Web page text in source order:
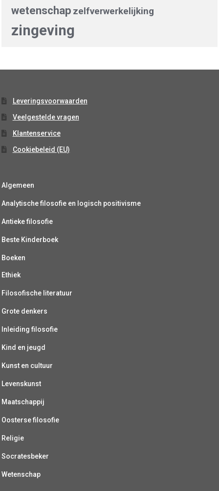
wetenschap zelfverwerkelijking
zingeving
Leveringsvoorwaarden
Veelgestelde vragen
Klantenservice
Cookiebeleid (EU)
Algemeen
Analytische filosofie en logisch positivisme
Antieke filosofie
Beste Kinderboek
Boeken
Ethiek
Filosofische literatuur
Grote denkers
Inleiding filosofie
Kind en jeugd
Kunst en cultuur
Levenskunst
Maatschappij
Oosterse filosofie
Religie
Socratesbeker
Wetenschap